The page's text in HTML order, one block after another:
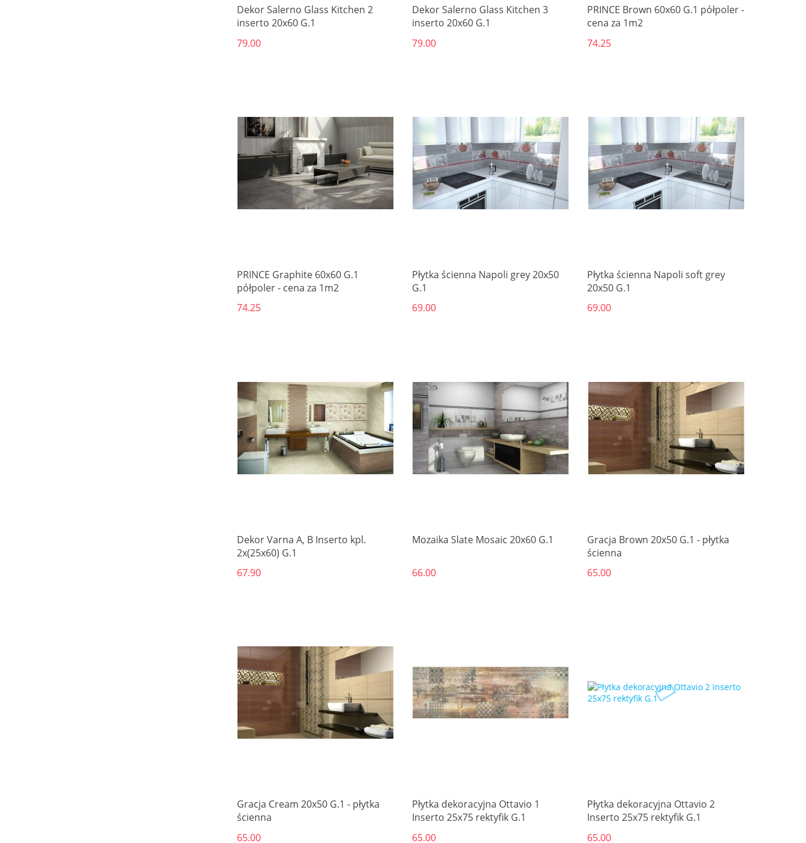
Produkt niedostępny
Dekor Salerno Glass Kitchen 2
inserto 20x60 G.1
79.00
Produkt niedostępny
Dekor Salerno Glass Kitchen 3
inserto 20x60 G.1
79.00
Produkt niedostępny
PRINCE Brown 60x60 G.1 półpoler -
cena za 1m2
74.25
Produkt niedostępny
PRINCE Graphite 60x60 G.1
półpoler - cena za 1m2
74.25
Produkt niedostępny
Płytka ścienna Napoli grey 20x50
G.1
69.00
Produkt niedostępny
Płytka ścienna Napoli soft grey
20x50 G.1
69.00
Produkt niedostępny
Dekor Varna A, B Inserto kpl.
2x(25x60) G.1
67.90
Produkt niedostępny
Mozaika Slate Mosaic 20x60 G.1
66.00
Produkt niedostępny
Gracja Brown 20x50 G.1 - płytka
ścienna
65.00
Produkt niedostępny
Gracja Cream 20x50 G.1 - płytka
ścienna
65.00
Płytka dekoracyjna Ottavio 1
Inserto 25x75 rektyfik G.1
65.00
Płytka dekoracyjna Ottavio 2
Inserto 25x75 rektyfik G.1
65.00